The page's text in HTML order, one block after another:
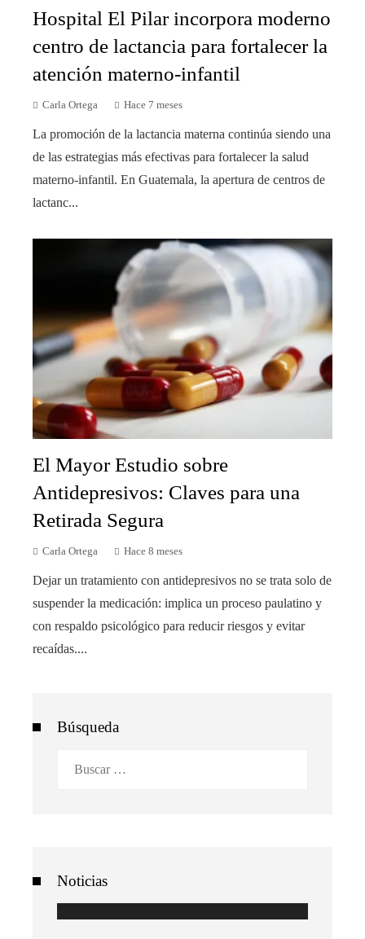
Hospital El Pilar incorpora moderno
centro de lactancia para fortalecer la
atención materno-infantil
Carla Ortega Hace 7 meses
La promoción de la lactancia materna continúa siendo una
de las estrategias más efectivas para fortalecer la salud
materno-infantil. En Guatemala, la apertura de centros de
lactanc...
El Mayor Estudio sobre
Antidepresivos: Claves para una
Retirada Segura
Carla Ortega Hace 8 meses
Dejar un tratamiento con antidepresivos no se trata solo de
suspender la medicación: implica un proceso paulatino y
con respaldo psicológico para reducir riesgos y evitar
recaídas....
Búsqueda
Noticias